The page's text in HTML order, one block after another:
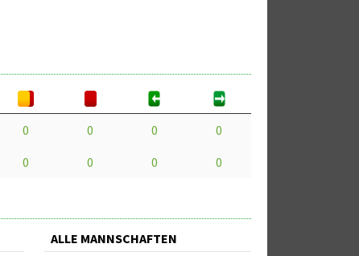
0 0 0
0
0 0 0 0
ALLE MANNSCHAFTEN